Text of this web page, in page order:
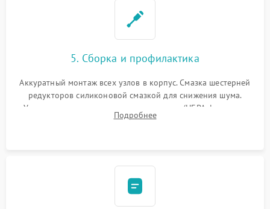
5. Сборка и профилактика
Аккуратный монтаж всех узлов в корпус. Смазка шестерней
редукторов силиконовой смазкой для снижения шума.
Установка новых расходных материалов (HEPA-фильтров,
микрофибры, щеток). Надежная фиксация разъемов и
Подробнее